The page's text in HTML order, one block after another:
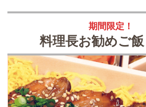
期間限定！
料理長お勧めご飯